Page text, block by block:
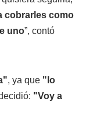
cobrarles como
uno”, contó
, ya que "lo
"Voy a